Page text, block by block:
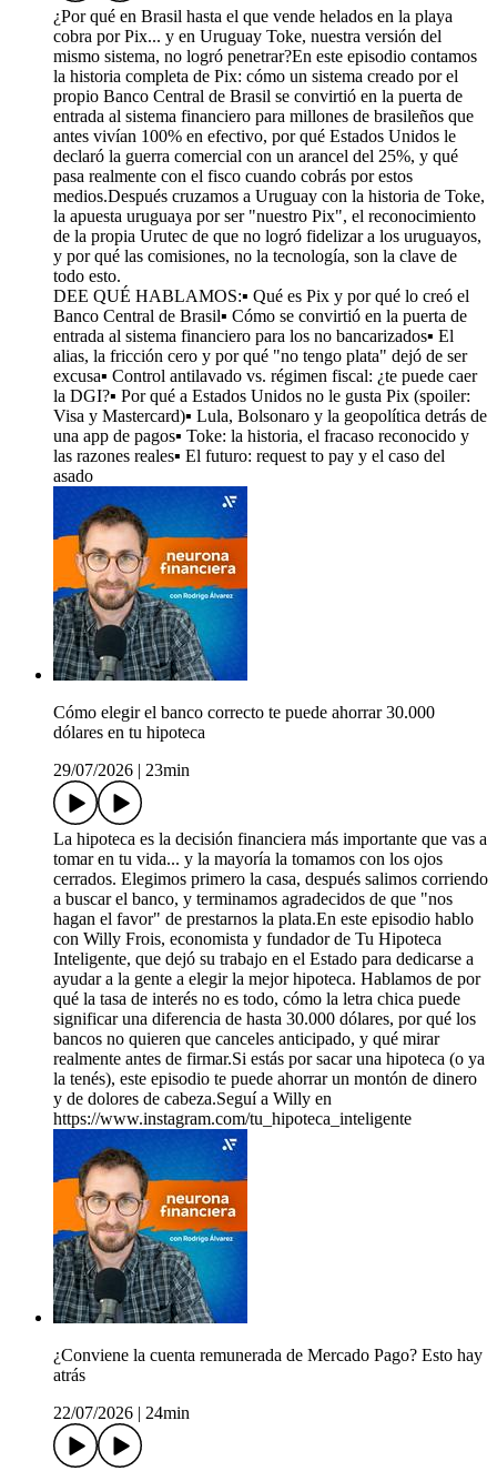
¿Por qué en Brasil hasta el que vende helados en la playa
cobra por Pix... y en Uruguay Toke, nuestra versión del
mismo sistema, no logró penetrar?En este episodio contamos
la historia completa de Pix: cómo un sistema creado por el
propio Banco Central de Brasil se convirtió en la puerta de
entrada al sistema financiero para millones de brasileños que
antes vivían 100% en efectivo, por qué Estados Unidos le
declaró la guerra comercial con un arancel del 25%, y qué
pasa realmente con el fisco cuando cobrás por estos
medios.Después cruzamos a Uruguay con la historia de Toke,
la apuesta uruguaya por ser "nuestro Pix", el reconocimiento
de la propia Urutec de que no logró fidelizar a los uruguayos,
y por qué las comisiones, no la tecnología, son la clave de
todo esto.
DEE QUÉ HABLAMOS:▪️ Qué es Pix y por qué lo creó el
Banco Central de Brasil▪️ Cómo se convirtió en la puerta de
entrada al sistema financiero para los no bancarizados▪️ El
alias, la fricción cero y por qué "no tengo plata" dejó de ser
excusa▪️ Control antilavado vs. régimen fiscal: ¿te puede caer
la DGI?▪️ Por qué a Estados Unidos no le gusta Pix (spoiler:
Visa y Mastercard)▪️ Lula, Bolsonaro y la geopolítica detrás de
una app de pagos▪️ Toke: la historia, el fracaso reconocido y
las razones reales▪️ El futuro: request to pay y el caso del
asado
Cómo elegir el banco correcto te puede ahorrar 30.000
dólares en tu hipoteca
29/07/2026
23min
La hipoteca es la decisión financiera más importante que vas a
tomar en tu vida... y la mayoría la tomamos con los ojos
cerrados. Elegimos primero la casa, después salimos corriendo
a buscar el banco, y terminamos agradecidos de que "nos
hagan el favor" de prestarnos la plata.En este episodio hablo
con Willy Frois, economista y fundador de Tu Hipoteca
Inteligente, que dejó su trabajo en el Estado para dedicarse a
ayudar a la gente a elegir la mejor hipoteca. Hablamos de por
qué la tasa de interés no es todo, cómo la letra chica puede
significar una diferencia de hasta 30.000 dólares, por qué los
bancos no quieren que canceles anticipado, y qué mirar
realmente antes de firmar.Si estás por sacar una hipoteca (o ya
la tenés), este episodio te puede ahorrar un montón de dinero
y de dolores de cabeza.Seguí a Willy en
https://www.instagram.com/tu_hipoteca_inteligente
¿Conviene la cuenta remunerada de Mercado Pago? Esto hay
atrás
22/07/2026
24min